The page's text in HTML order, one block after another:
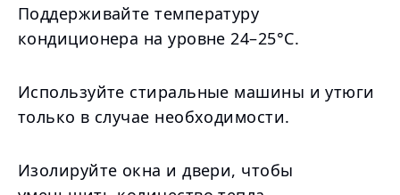
Поддерживайте температуру
кондиционера на уровне 24–25°C.
Используйте стиральные машины и утюги
только в случае необходимости.
Изолируйте окна и двери, чтобы